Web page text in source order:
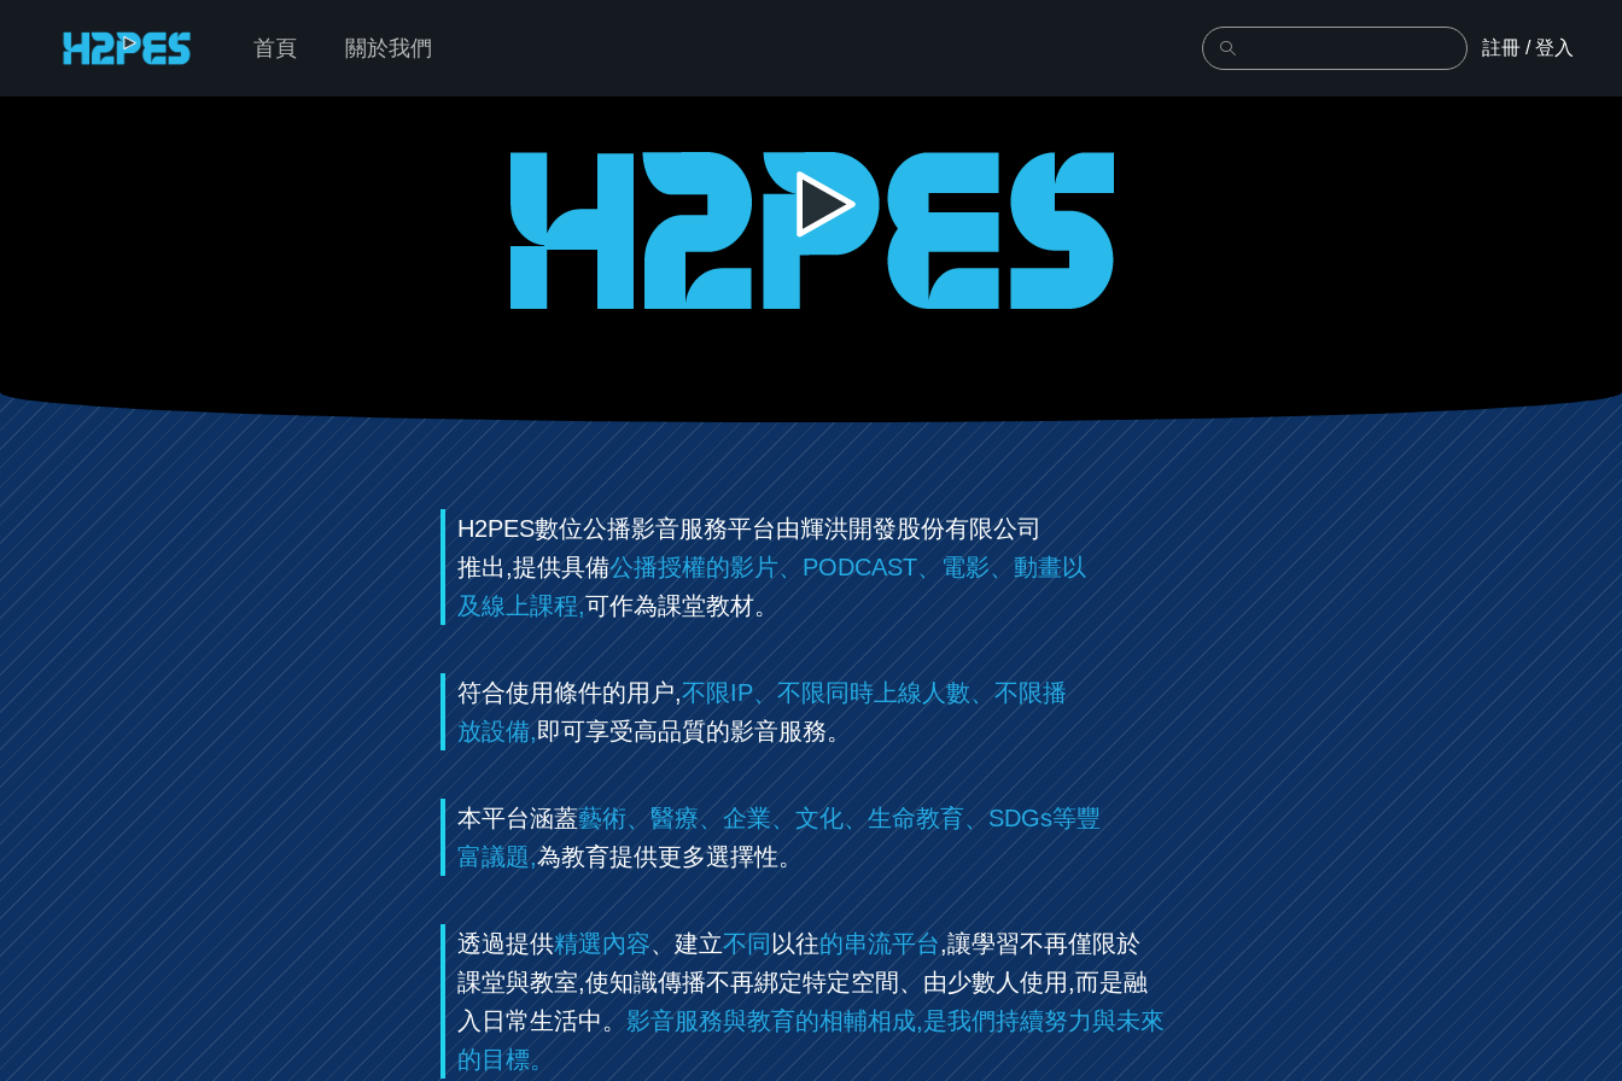
首頁 關於我們 註冊 / 登入
H2PES數位公播影音服務平台由輝洪開發股份有限公司
推出,提供具備公播授權的影片、PODCAST、電影、動畫以
及線上課程,可作為課堂教材。
符合使用條件的用户,不限IP、不限同時上線人數、不限播
放設備,即可享受高品質的影音服務。
本平台涵蓋藝術、醫療、企業、文化、生命教育、SDGs等豐
富議題,為教育提供更多選擇性。
透過提供精選內容、建立不同以往的串流平台,讓學習不再僅限於
課堂與教室,使知識傳播不再綁定特定空間、由少數人使用,而是融
入日常生活中。影音服務與教育的相輔相成,是我們持續努力與未來
的目標。